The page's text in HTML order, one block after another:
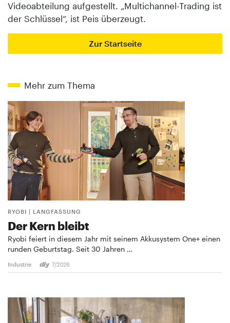
Videoabteilung aufgestellt. „Multichannel-Trading ist
der Schlüssel“, ist Peis überzeugt.
Zur Startseite
Mehr zum Thema
RYOBI | LANGFASSUNG
Der Kern bleibt
Ryobi feiert in diesem Jahr mit seinem Akkusystem One+ einen
runden Geburtstag. Seit 30 Jahren …
Industrie 7/2026